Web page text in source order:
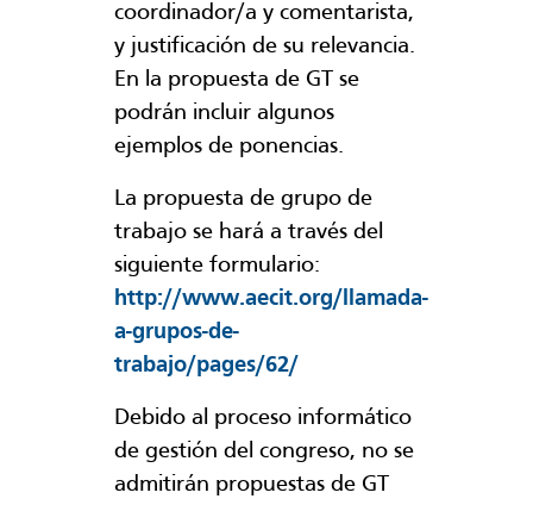
coordinador/a y comentarista,
y justificación de su relevancia.
En la propuesta de GT se
podrán incluir algunos
ejemplos de ponencias.
La propuesta de grupo de
trabajo se hará a través del
siguiente formulario:
http://www.aecit.org/llamada-
a-grupos-de-
trabajo/pages/62/
Debido al proceso informático
de gestión del congreso, no se
admitirán propuestas de GT